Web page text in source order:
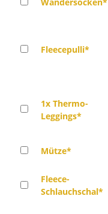
Wandersocken*
Fleecepulli*
1x Thermo-
Leggings*
Mütze*
Fleece-
Schlauchschal*